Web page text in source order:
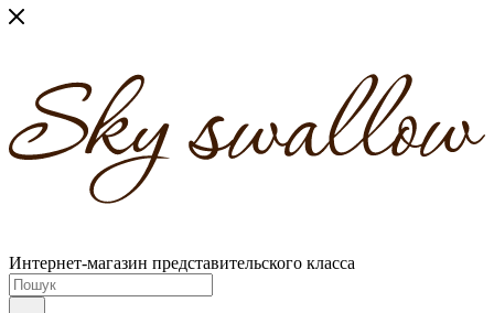
Интернет-магазин представительского класса